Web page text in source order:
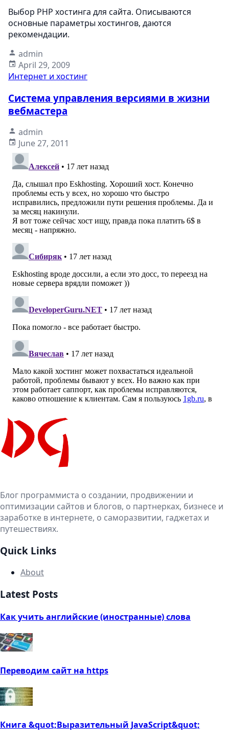
Выбор PHP хостинга для сайта. Описываются
основные параметры хостингов, даются
рекомендации.
admin
April 29, 2009
Интернет и хостинг
Система управления версиями в жизни
вебмастера
admin
June 27, 2011
Блог программиста о создании, продвижении и
оптимизации сайтов и блогов, о партнерках, бизнесе и
заработке в интернете, о саморазвитии, гаджетах и
путешествиях.
Quick Links
About
Latest Posts
Как учить английские (иностранные) слова
Переводим сайт на https
Книга &quot;Выразительный JavaScript&quot;